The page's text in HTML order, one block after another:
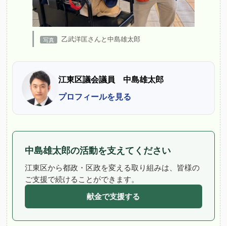
乙武洋匡さんと中島雄太郎
江東区議会議員 中島雄太郎
プロフィールを見る
中島雄太郎の活動を支えてください
江東区から都政・区政を変える取り組みは、皆様の
ご支援で続けることができます。
献金で支援する